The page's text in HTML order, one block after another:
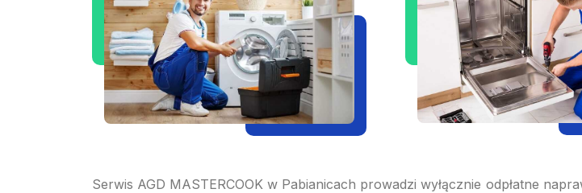
Serwis AGD MASTERCOOK w Pabianicach prowadzi wyłącznie odpłatne